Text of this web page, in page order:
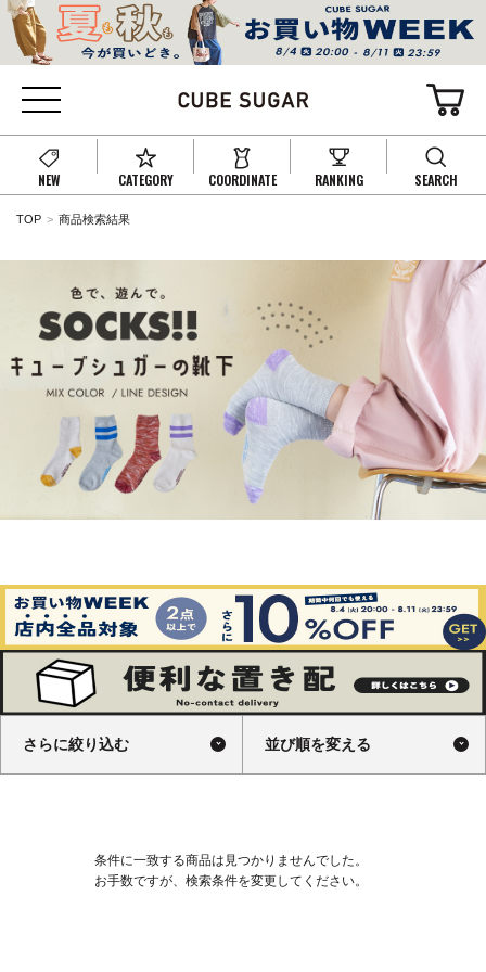
NEW CATEGORY COORDINATE RANKING SEARCH
TOP 商品検索結果
さらに絞り込む 並び順を変える
条件に一致する商品は見つかりませんでした。
お手数ですが、検索条件を変更してください。